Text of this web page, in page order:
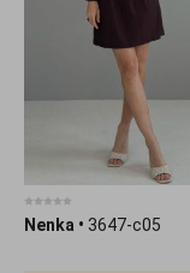
Nenka • 3647-c05